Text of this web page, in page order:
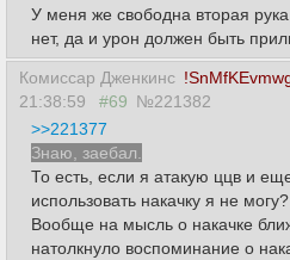
У меня же свободна вторая
нет, да и урон должен быть
Комиссар Дженкинс
21:38:59
#69 №221382
>>221377
Знаю, заебал.
То есть, если я атакую ццв и
использовать накачку я не
Вообще на мысль о накачке
натолкнуло воспоминание о